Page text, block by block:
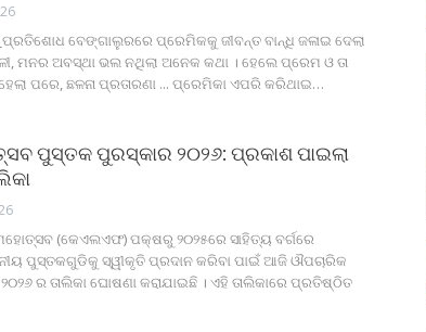
ବେଙ୍ଗାଲୁରରେ ପ୍ରେମିକକୁ ଜୀବନ୍ତ ବାନ୍ଧି ଜଳାଇ ଦେଲା
ମନର ଅବସ୍ଥା ଭଲ ନଥିଲା ଅନେକ କଥା । ହେଲେ ପ୍ରେମ ଓ ତା
ପରେ, ଛଳନା ପ୍ରତାରଣା ... ପ୍ରେମିକା ଏପରି କରିଥାଇ…
ପୁସ୍ତକ ପୁରସ୍କାର ୨୦୨୬: ପ୍ରକାଶ ପାଇଲା
(କେଏଲଏଫ) ପକ୍ଷରୁ ୨୦୨୫ରେ ସାହିତ୍ୟ ବର୍ଗରେ
ପୁସ୍ତକଗୁଡିକୁ ସ୍ୱୀକୃତି ପ୍ରଦାନ କରିବା ପାଇଁ ଆଜି ଔପଚାରିକ
ର ତାଲିକା ଘୋଷଣା କରାଯାଇଛି । ଏହି ତାଲିକାରେ ପ୍ରତିଷ୍ଠିତ